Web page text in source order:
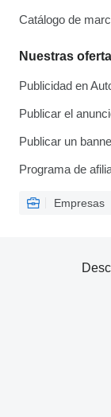
Catálogo de
Nuestras
Publicidad en
Publicar el
Publicar un
Programa de
Empresas